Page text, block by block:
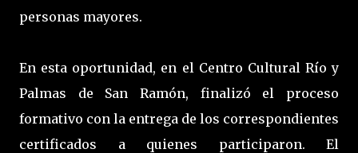
personas mayores.
En esta oportunidad, en el Centro Cultural Río y
Palmas de San Ramón, finalizó el proceso
formativo con la entrega de los correspondientes
certificados a quienes participaron. El